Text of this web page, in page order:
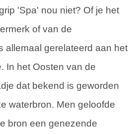
'Spa' nou niet? Of je het
of van de
allemaal gerelateerd aan het
In het Oosten van de
dat bekend is geworden
waterbron. Men geloofde
bron een genezende